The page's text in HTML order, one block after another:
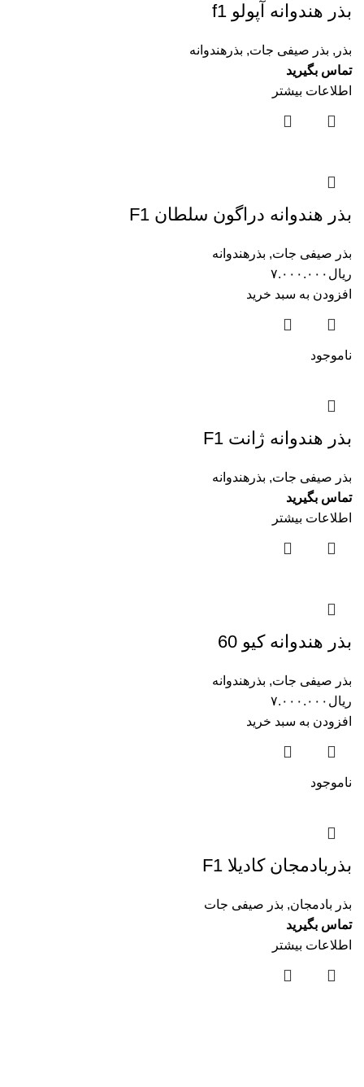
بذر هندوانه آپولو f1
بذر , بذر صیفی جات, بذرهندوانه
تماس بگیرید
اطلاعات بیشتر
بذر هندوانه دراگون سلطان F1
بذر صیفی جات, بذرهندوانه
ریال ۷.۰۰۰.۰۰۰
افزودن به سبد خرید
ناموجود
بذر هندوانه ژانت F1
بذر صیفی جات, بذرهندوانه
تماس بگیرید
اطلاعات بیشتر
بذر هندوانه کیو 60
بذر صیفی جات, بذرهندوانه
ریال ۷.۰۰۰.۰۰۰
افزودن به سبد خرید
ناموجود
بذربادمجان کادیلا F1
بذر بادمجان, بذر صیفی جات
تماس بگیرید
اطلاعات بیشتر